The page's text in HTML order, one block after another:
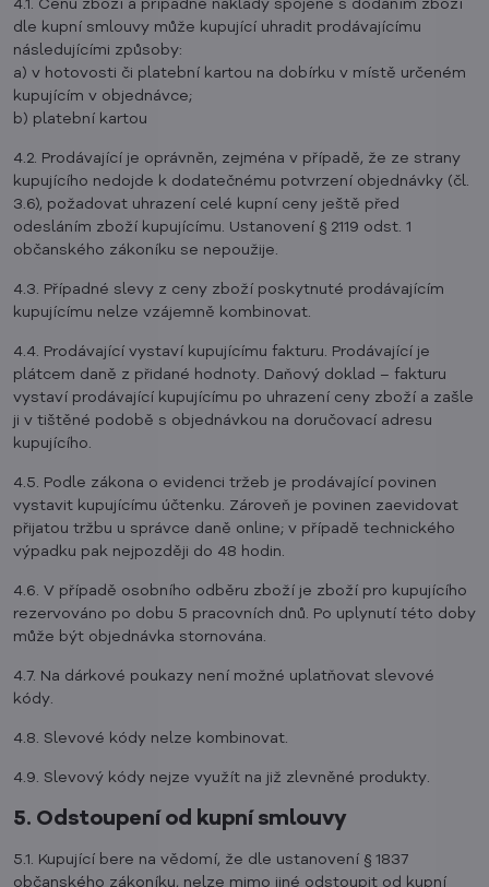
4.1. Cenu zboží a případné náklady spojené s dodáním zboží
dle kupní smlouvy může kupující uhradit prodávajícímu
následujícími způsoby:
a) v hotovosti či platební kartou na dobírku v místě určeném
kupujícím v objednávce;
b) platební kartou
4.2. Prodávající je oprávněn, zejména v případě, že ze strany
kupujícího nedojde k dodatečnému potvrzení objednávky (čl.
3.6), požadovat uhrazení celé kupní ceny ještě před
odesláním zboží kupujícímu. Ustanovení § 2119 odst. 1
občanského zákoníku se nepoužije.
4.3. Případné slevy z ceny zboží poskytnuté prodávajícím
kupujícímu nelze vzájemně kombinovat.
4.4. Prodávající vystaví kupujícímu fakturu. Prodávající je
plátcem daně z přidané hodnoty. Daňový doklad – fakturu
vystaví prodávající kupujícímu po uhrazení ceny zboží a zašle
ji v tištěné podobě s objednávkou na doručovací adresu
kupujícího.
4.5. Podle zákona o evidenci tržeb je prodávající povinen
vystavit kupujícímu účtenku. Zároveň je povinen zaevidovat
přijatou tržbu u správce daně online; v případě technického
výpadku pak nejpozději do 48 hodin.
4.6. V případě osobního odběru zboží je zboží pro kupujícího
rezervováno po dobu 5 pracovních dnů. Po uplynutí této doby
může být objednávka stornována.
4.7. Na dárkové poukazy není možné uplatňovat slevové
kódy.
4.8. Slevové kódy nelze kombinovat.
4.9. Slevový kódy nejze využít na již zlevněné produkty.
5. Odstoupení od kupní smlouvy
5.1. Kupující bere na vědomí, že dle ustanovení § 1837
občanského zákoníku, nelze mimo jiné odstoupit od kupní